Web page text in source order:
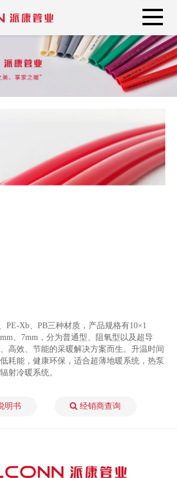
PE-Xb、PB三种材质，产品规格有10×1
、7mm，分为普通型、阻氧型以及超导
高效、节能的采暖解决方案而生。升温时间
耗能，健康环保，适合超薄地暖系统，热泵
射冷暖系统。
明书 经销商查询